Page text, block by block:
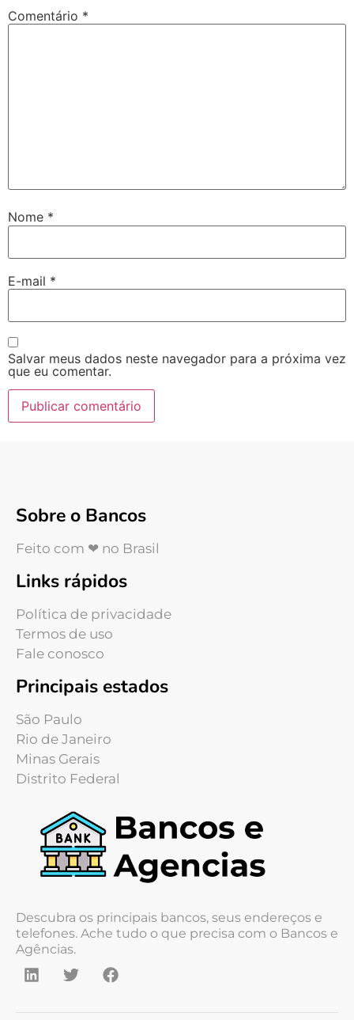
Comentário *
Nome *
E-mail *
Salvar meus dados neste navegador para a próxima vez
que eu comentar.
Sobre o Bancos
Feito com ❤ no Brasil
Links rápidos
Política de privacidade
Termos de uso
Fale conosco
Principais estados
São Paulo
Rio de Janeiro
Minas Gerais
Distrito Federal
Descubra os principais bancos, seus endereços e
telefones. Ache tudo o que precisa com o Bancos e
Agências.